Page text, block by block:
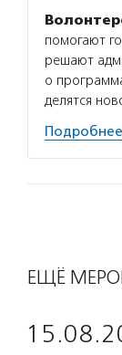
помогают
решают
о
делятся
Подробнее
ЕЩЁ